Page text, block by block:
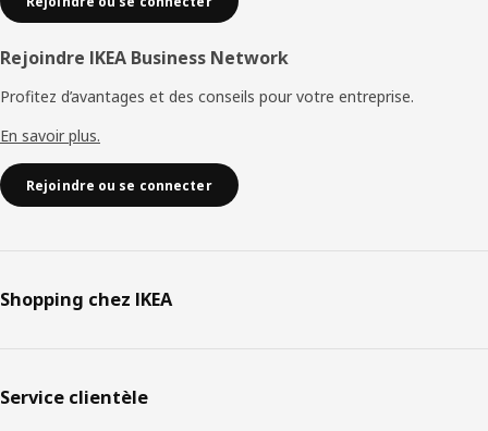
Rejoindre IKEA Business Network
Profitez d’avantages et des conseils pour votre entreprise.
En savoir plus.
Rejoindre ou se connecter
Shopping chez IKEA
Service clientèle